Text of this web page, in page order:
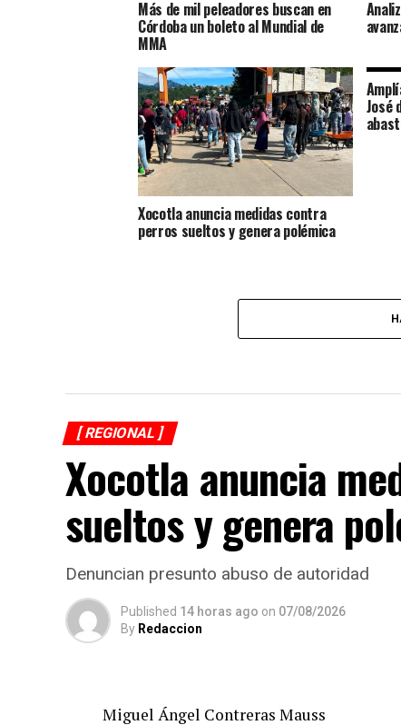
Más de mil peleadores buscan en
Córdoba un boleto al Mundial de
MMA
Xocotla anuncia medidas contra
perros sueltos y genera polémica
José
[ REGIONAL ]
Xocotla anuncia
sueltos y genera
Denuncian presunto abuso de autoridad
Published 14 horas ago on 07/08/2026
By Redaccion
Miguel Ángel Contreras Mauss